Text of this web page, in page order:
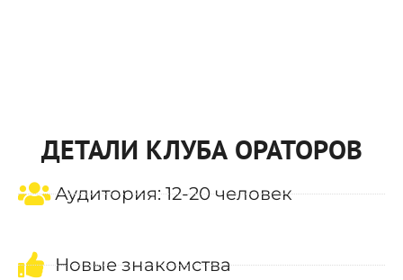
ДЕТАЛИ КЛУБА ОРАТОРОВ
Аудитория: 12-20 человек
Новые знакомства